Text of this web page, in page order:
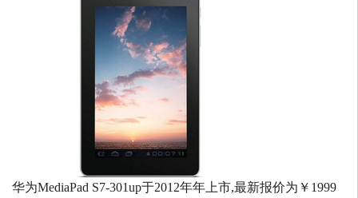
华为MediaPad S7-301up于2012年年上市,最新报价为￥1999